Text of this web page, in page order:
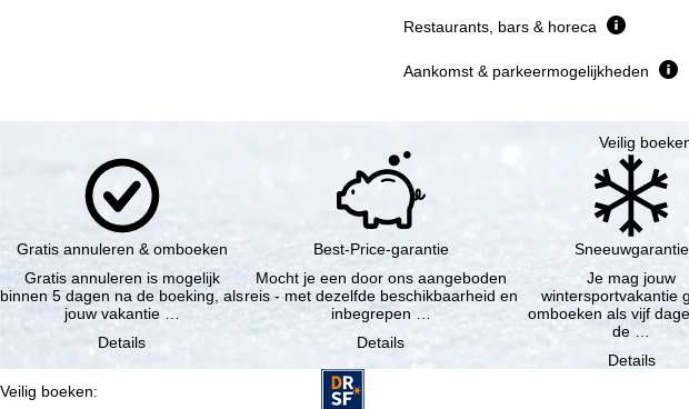
Restaurants, bars & horeca
Aankomst & parkeermogelijkheden
Veilig
Gratis annuleren & omboeken
Gratis annuleren is mogelijk
binnen 5 dagen na de boeking, als
jouw vakantie …
Details
Best-Price-garantie
Mocht je een door ons aangeboden
reis - met dezelfde beschikbaarheid en
inbegrepen …
Details
Sneeuwgarantie
Je mag jouw
wintersportvakantie
omboeken als vijf
de …
Details
Veilig boeken: